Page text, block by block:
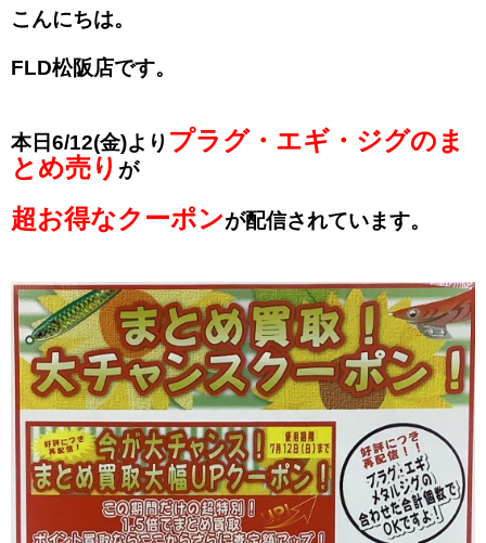
こんにちは。
FLD松阪店です。
本日6/12(金)より プラグ・エギ・ジグのま
とめ売り が
超お得なクーポンが配信されています。